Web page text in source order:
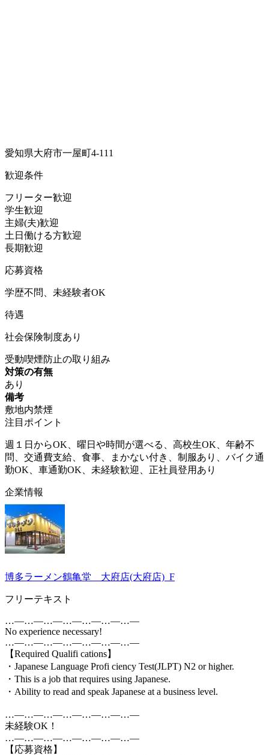
愛知県大府市一屋町4-111
歓迎条件
フリーター歓迎
学生歓迎
主婦(夫)歓迎
土日働ける方歓迎
長期歓迎
応募資格
学歴不問、未経験者OK
待遇
社会保険制度あり
受動喫煙防止の取り組み
対策の有無
あり
備考
敷地内禁煙
注目ポイント
週１日からOK、曜日や時間が選べる、高校生OK、年齢不
問、交通費支給、食事、まかない付き、制服あり、バイク通
勤OK、車通勤OK、未経験歓迎、正社員登用あり
企業情報
博多ラーメン鶴亀堂 大府店(大府店)_F
フリーテキスト
…―…―…―…―…―…―…―
No experience necessary!
…―…―…―…―…―…―…―
【Required Qualifi cations】
・Japanese Language Profi ciency Test(JLPT) N2 or higher.
・This is a job that requires using Japanese.
・Ability to read and speak Japanese at a business level.
…―…―…―…―…―…―…―
未経験OK！
…―…―…―…―…―…―…―
【応募資格】